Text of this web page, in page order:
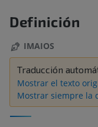
Definición
IMAIOS
Traducción
Mostrar el texto
Mostrar siempre la